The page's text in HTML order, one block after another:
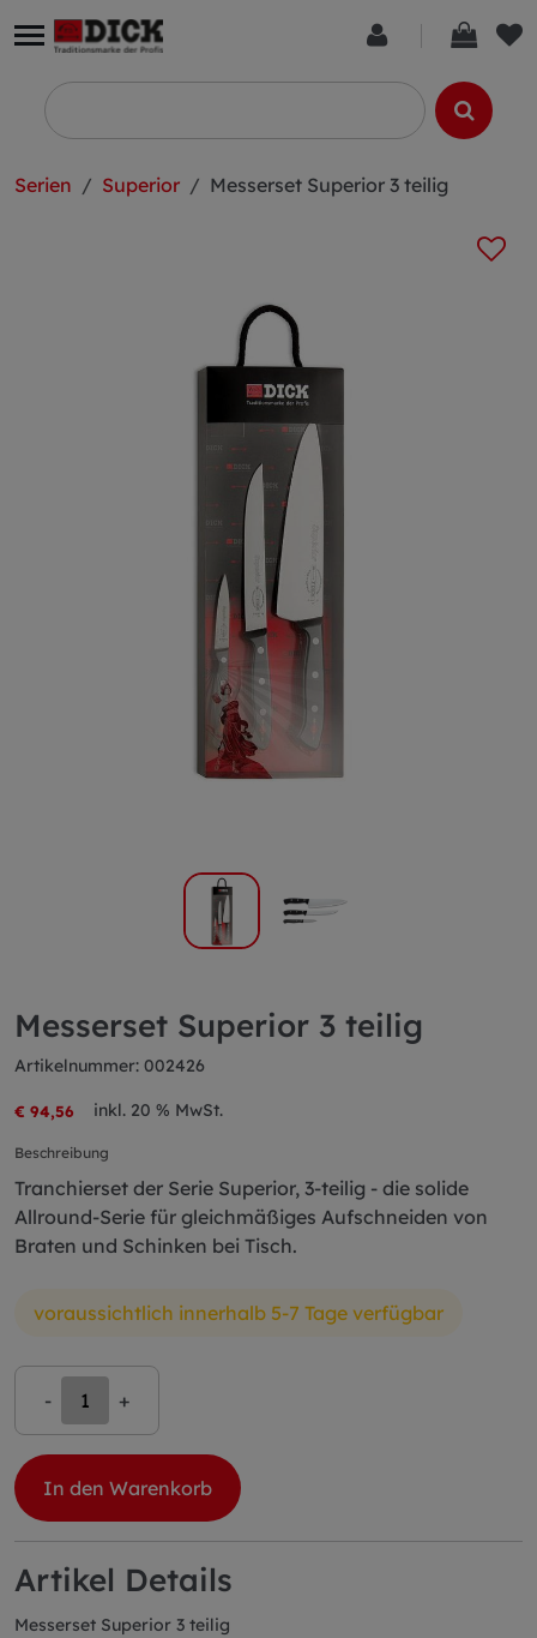
Serien Superior Messerset Superior 3 teilig
Messerset Superior 3 teilig
Artikelnummer: 002426
€ 94,56 inkl. 20 % MwSt.
Beschreibung
Tranchierset der Serie Superior, 3-teilig - die solide
Allround-Serie für gleichmäßiges Aufschneiden von
Braten und Schinken bei Tisch.
voraussichtlich innerhalb 5-7 Tage verfügbar
- +
In den Warenkorb
Artikel Details
Messerset Superior 3 teilig